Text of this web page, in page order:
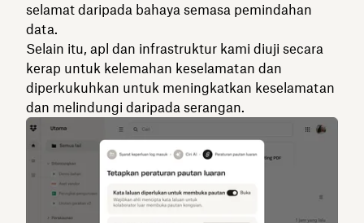
selamat daripada bahaya semasa pemindahan
data.
Selain itu, apl dan infrastruktur kami diuji secara
kerap untuk kelemahan keselamatan dan
diperkukuhkan untuk meningkatkan keselamatan
dan melindungi daripada serangan.